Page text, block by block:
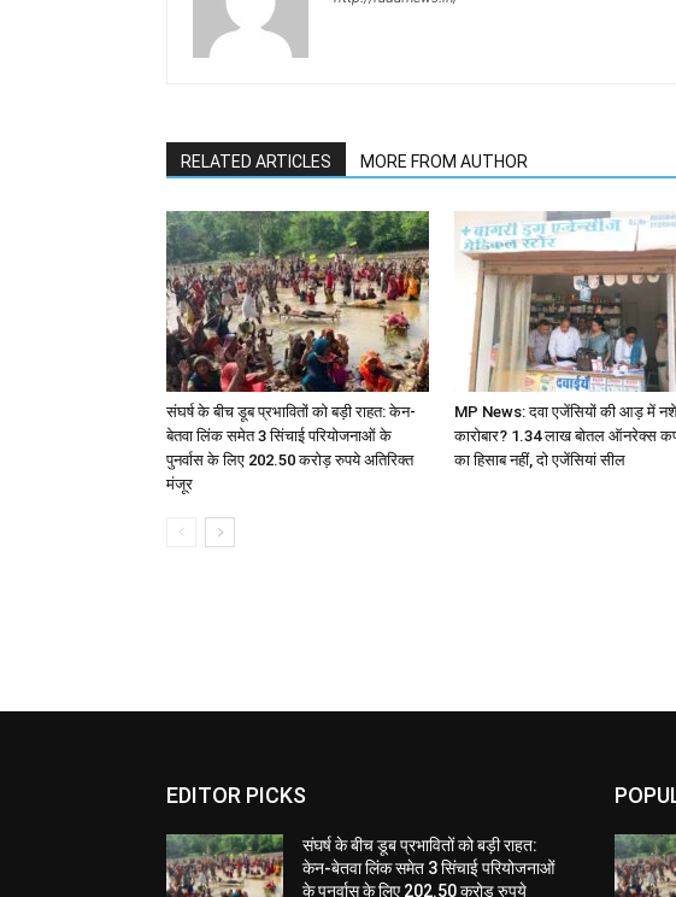
RELATED ARTICLES MORE FROM AUTHOR
संघर्ष के बीच डूब प्रभावितों को बड़ी राहत: केन-
बेतवा लिंक समेत 3 सिंचाई परियोजनाओं के
पुनर्वास के लिए 202.50 करोड़ रुपये अतिरिक्त
मंजूर
MP News: दवा एजेंसियों की आड़ में
कारोबार? 1.34 लाख बोतल ऑनरेक्स
का हिसाब नहीं, दो एजेंसियां सील
EDITOR PICKS
संघर्ष के बीच डूब प्रभावितों को बड़ी राहत:
केन-बेतवा लिंक समेत 3 सिंचाई परियोजनाओं
के पुनर्वास के लिए 202.50 करोड़ रुपये